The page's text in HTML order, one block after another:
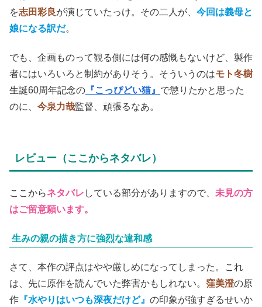
を志田彩良が演じていたっけ。その二人が、 今回は義母と
娘になる訳だ。
でも、企画ものって観る側には何の感慨もないけど、製作
者にはいろいろと制約がありそう。そういうのはモト冬樹
生誕60周年記念の 『こっぴどい猫』 で懲りたかと思った
のに、 今泉力哉監督、頑張るなあ。
レビュー（ここからネタバレ）
ここからネタバレ している部分がありますので、 未見の方
はご留意願います。
生みの親の描き方に強烈な違和感
さて、本作の評点はやや厳しめになってしまった。これ
は、先に原作を読んでいた弊害かもしれない。 窪美澄の原
作 『水やりはいつも深夜だけど』 の印象が強すぎるせいか